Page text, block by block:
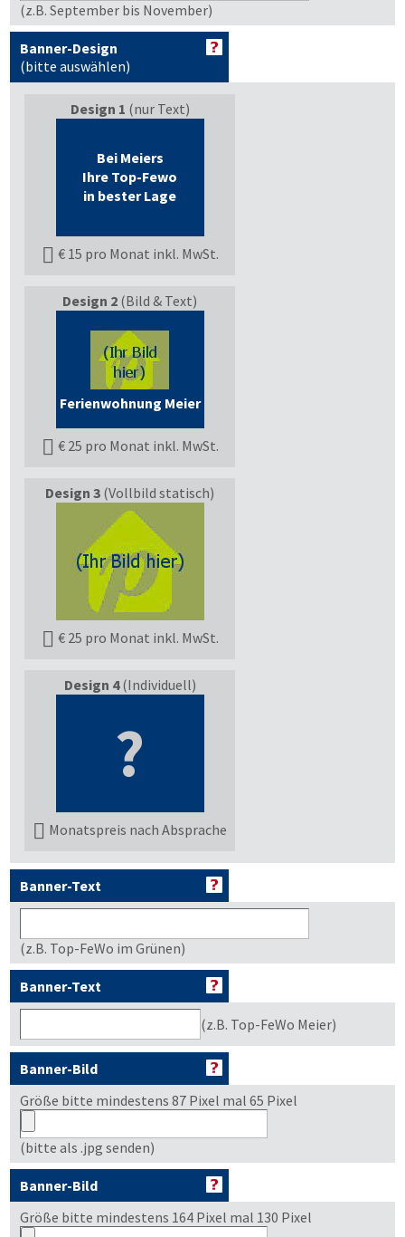
(z.B. September bis November)
Banner-Design
(bitte auswählen)
Design 1 (nur Text)
Bei Meiers
Ihre Top-Fewo
in bester Lage
€ 15 pro Monat inkl. MwSt.
Design 2 (Bild & Text)
Ferienwohnung Meier
€ 25 pro Monat inkl. MwSt.
Design 3 (Vollbild statisch)
€ 25 pro Monat inkl. MwSt.
Design 4(Individuell)
?
Monatspreis nach Absprache
Banner-Text
(z.B. Top-FeWo im Grünen)
Banner-Text
(z.B. Top-FeWo Meier)
Banner-Bild
Größe bitte mindestens 87 Pixel mal 65 Pixel
(bitte als .jpg senden)
Banner-Bild
Größe bitte mindestens 164 Pixel mal 130 Pixel